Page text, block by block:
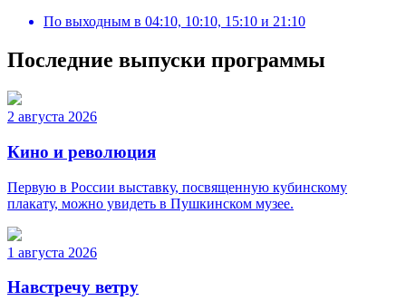
По выходным в 04:10, 10:10, 15:10 и 21:10
Последние выпуски программы
2 августа 2026
Кино и революция
Первую в России выставку, посвященную кубинскому
плакату, можно увидеть в Пушкинском музее.
1 августа 2026
Навстречу ветру